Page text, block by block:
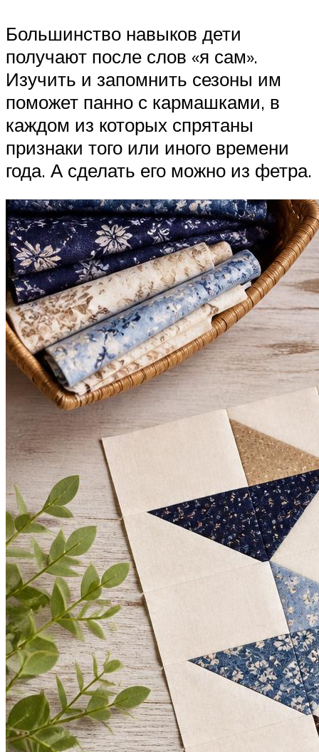
Большинство навыков дети
получают после слов «я сам».
Изучить и запомнить сезоны им
поможет панно с кармашками, в
каждом из которых спрятаны
признаки того или иного времени
года. А сделать его можно из фетра.